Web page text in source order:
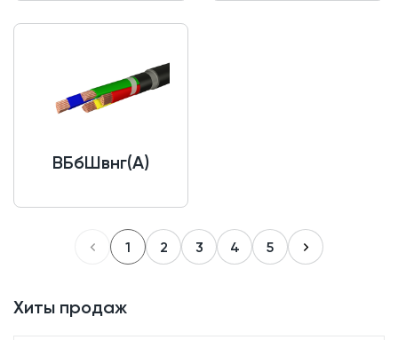
ВБбШвнг(A)
1 2 3 4 5
Хиты продаж